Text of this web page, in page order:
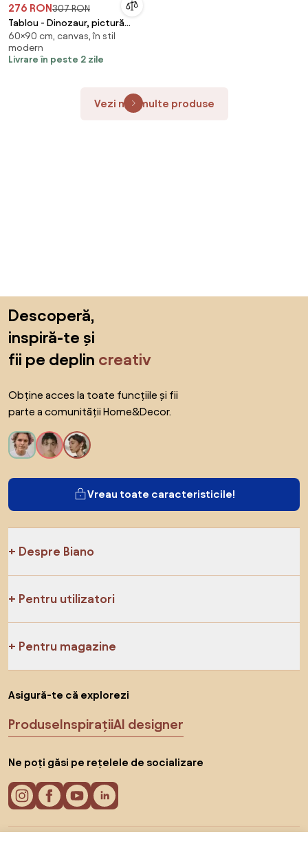
276 RON307 RON
Tablou - Dinozaur, pictură
(90x60 cm)
60×90 cm, canvas, în stil
modern
Livrare în peste 2 zile
Vezi mai multe produse
Descoperă,
inspiră-te și
fii pe deplin creativ
Obține acces la toate funcțiile și fii
parte a comunității Home&Decor.
Vreau toate caracteristicile!
Despre Biano
Pentru utilizatori
Pentru magazine
Asigură-te că explorezi
ProduseInspirațiiAI designer
Ne poți găsi pe rețelele de socializare